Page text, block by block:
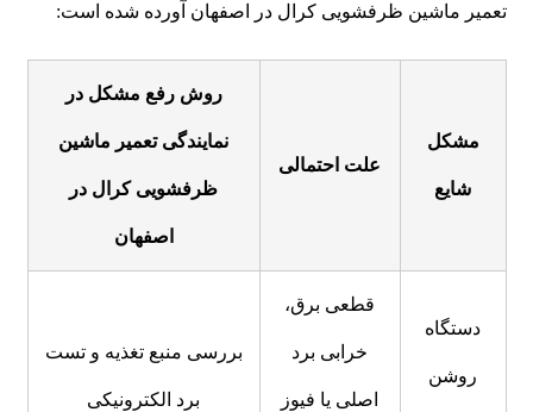
تعمیر ماشین ظرفشویی کرال در اصفهان آورده شده است:
مشکل
شایع
علت احتمالی
روش رفع مشکل در
نمایندگی تعمیر ماشین
ظرفشویی کرال در
اصفهان
دستگاه
روشن
قطعی برق،
خرابی برد
اصلی یا فیوز
بررسی منبع تغذیه و تست
برد الکترونیکی